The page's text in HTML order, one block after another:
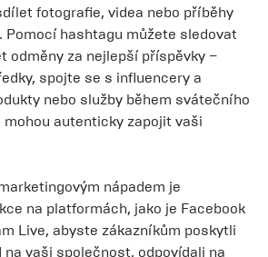
fotografie, videa nebo příběhy
Pomocí hashtagu můžete sledovat
odměny za nejlepší příspěvky –
spojte se s influencery a
nebo služby během svátečního
mohou autenticky zapojit vaši
nápadem je
na platformách, jako je Facebook
Live, abyste zákazníkům poskytli
vaši společnost, odpovídali na